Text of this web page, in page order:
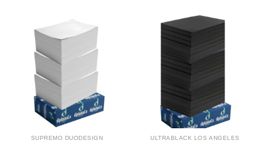
várias
podem
escolhidas
na
do
tem
várias
variantes.
opções
podem
escolhidas
na
página
do
SUPREMO DUODESIGN ULTRABLACK LOS ANGELES